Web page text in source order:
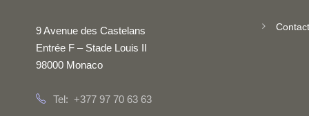
9 Avenue des Castelans
Entrée F – Stade Louis II
98000 Monaco
Tel: +377 97 70 63 63
Contact